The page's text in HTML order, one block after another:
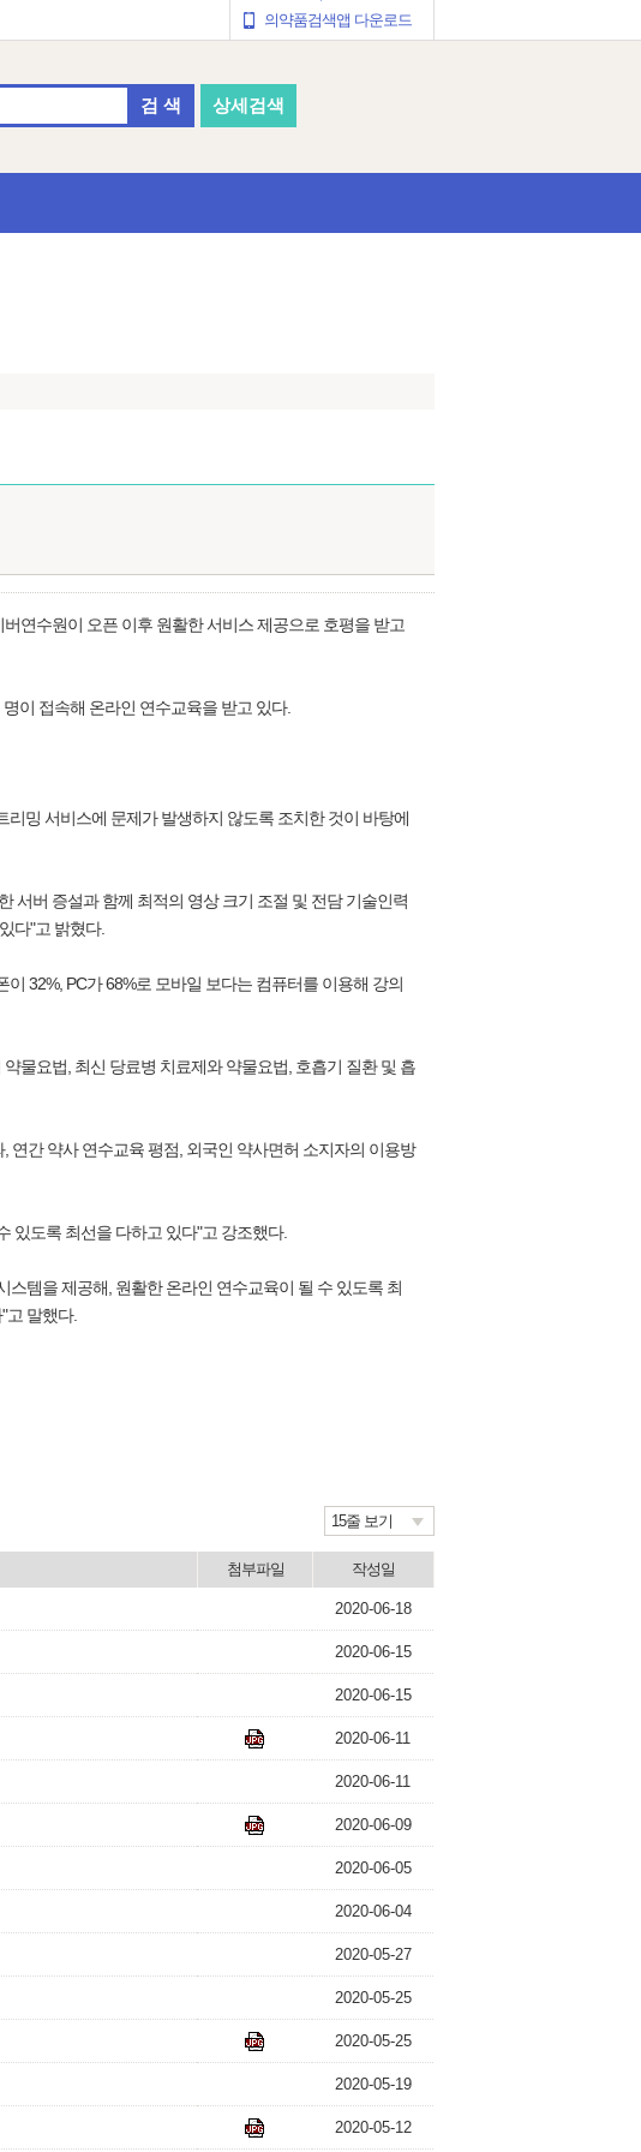
의약품검색앱 다운로드
검 색 상세검색
연수원이 오픈 이후 원활한 서비스 제공으로 호평을 받고
이 접속해 온라인 연수교육을 받고 있다.
밍 서비스에 문제가 발생하지 않도록 조치한 것이 바탕에
서버 증설과 함께 최적의 영상 크기 조절 및 전담 기술인력
다"고 밝혔다.
32%, PC가 68%로 모바일 보다는 컴퓨터를 이용해 강의
물요법, 최신 당료병 치료제와 약물요법, 호흡기 질환 및 흡
간 약사 연수교육 평점, 외국인 약사면허 소지자의 이용방
있도록 최선을 다하고 있다"고 강조했다.
템을 제공해, 원활한 온라인 연수교육이 될 수 있도록 최
고 말했다.
15줄 보기
첨부파일 작성일
2020-06-18
2020-06-15
2020-06-15
2020-06-11
2020-06-11
2020-06-09
2020-06-05
2020-06-04
2020-05-27
2020-05-25
2020-05-25
2020-05-19
2020-05-12